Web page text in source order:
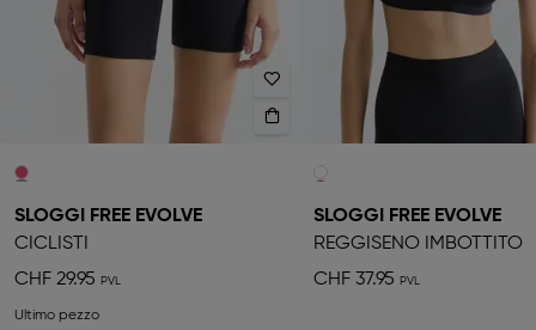
SLOGGI FREE EVOLVE
CICLISTI
CHF 29.95
Ultimo pezzo
SLOGGI FREE EVOLVE
REGGISENO IMBOTTITO
CHF 37.95